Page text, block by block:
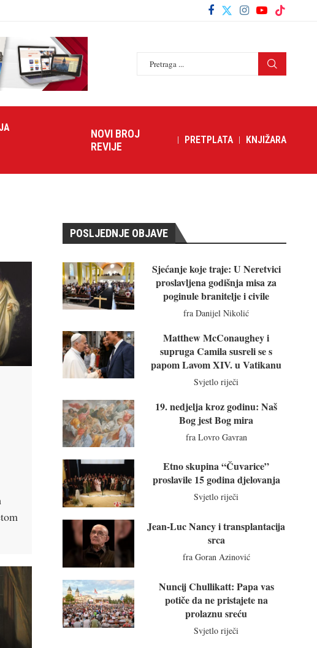
NOVI BROJ
REVIJE
PRETPLATA KNJIŽARA
POSLJEDNJE OBJAVE
Sjećanje koje traje: U Neretvici
proslavljena godišnja misa za
poginule branitelje i civile
fra Danijel Nikolić
Matthew McConaughey i
supruga Camila susreli se s
papom Lavom XIV. u Vatikanu
Svjetlo riječi
19. nedjelja kroz godinu: Naš
Bog jest Bog mira
fra Lovro Gavran
Etno skupina “Čuvarice”
proslavile 15 godina djelovanja
Svjetlo riječi
Jean-Luc Nancy i transplantacija
srca
fra Goran Azinović
Nuncij Chullikatt: Papa vas
potiče da ne pristajete na
prolaznu sreću
Svjetlo riječi